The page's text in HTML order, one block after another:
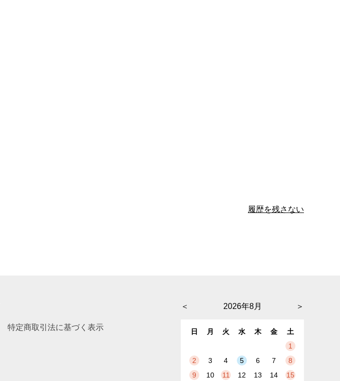
履歴を残さない
特定商取引法に基づく表示
＜ ＞
2026年8月
日 月 火 水 木 金
土
1
2
3 4 5 6 7
8
9
10 11 12 13 14 15